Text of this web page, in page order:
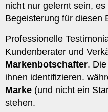
nicht nur gelernt sein,
Begeisterung für diesen
Professionelle
Kundenberater und
Markenbotschafter.
ihnen identifizieren.
Marke (und nicht ein
stehen.